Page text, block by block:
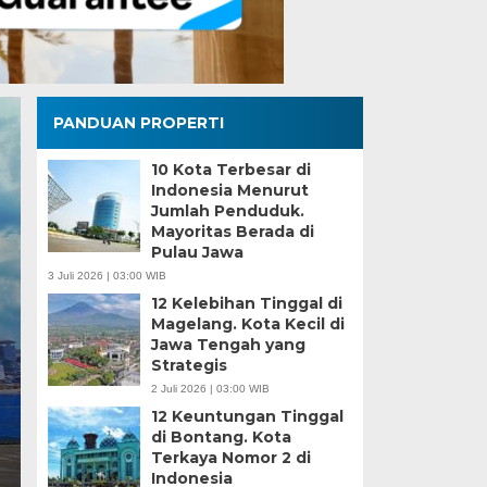
Musang yang
Rumah
musang yang berkeliaran di sekitar rumah terutama di area
PANDUAN PROPERTI
10 Kota Terbesar di
Indonesia Menurut
Jumlah Penduduk.
Mayoritas Berada di
Pulau Jawa
3 Juli 2026 | 03:00 WIB
12 Kelebihan Tinggal di
Magelang. Kota Kecil di
Jawa Tengah yang
Strategis
2 Juli 2026 | 03:00 WIB
12 Keuntungan Tinggal
di Bontang. Kota
Terkaya Nomor 2 di
Indonesia